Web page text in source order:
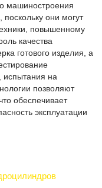
машиностроения
они могут
повышенному
качества
готового изделия, а
испытания на
позволяют
обеспечивает
эксплуатации